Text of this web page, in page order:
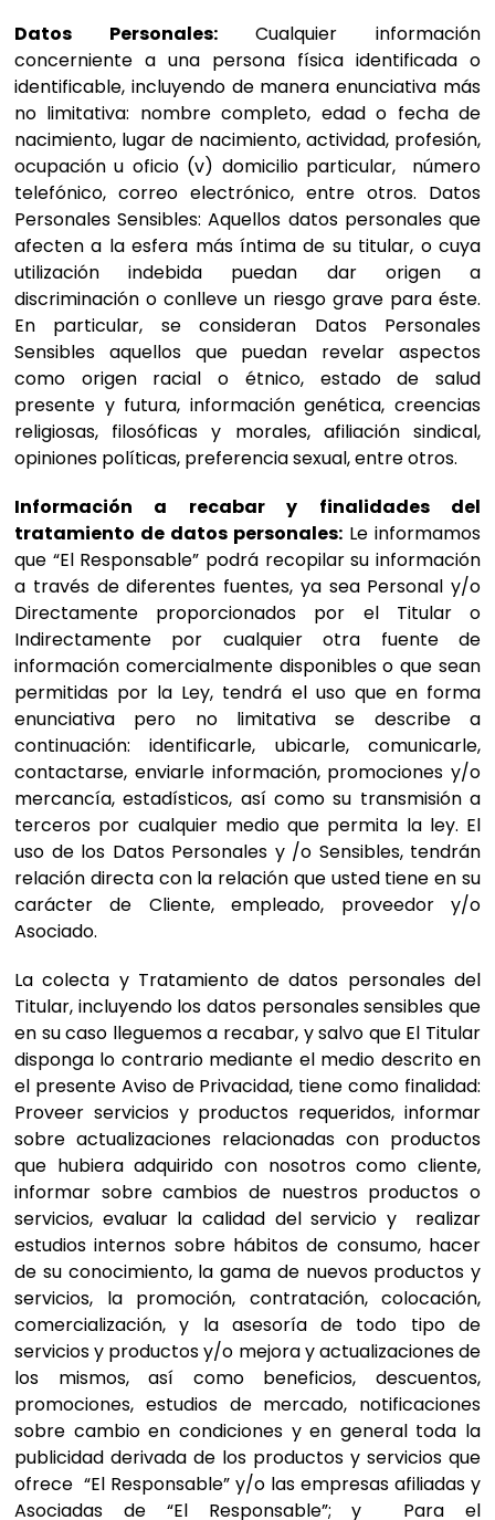
Datos Personales:Cualquier información
concerniente a una persona física identificada o
identificable, incluyendo de manera enunciativa más
no limitativa: nombre completo, edad o fecha de
nacimiento, lugar de nacimiento, actividad, profesión,
ocupación u oficio (v) domicilio particular, número
telefónico, correo electrónico, entre otros. Datos
Personales Sensibles: Aquellos datos personales que
afecten a la esfera más íntima de su titular, o cuya
utilización indebida puedan dar origen a
discriminación o conlleve un riesgo grave para éste.
En particular, se consideran Datos Personales
Sensibles aquellos que puedan revelar aspectos
como origen racial o étnico, estado de salud
presente y futura, información genética, creencias
religiosas, filosóficas y morales, afiliación sindical,
opiniones políticas, preferencia sexual, entre otros.
Información a recabar y finalidades del
tratamiento de datos personales: Le informamos
que “El Responsable” podrá recopilar su información
a través de diferentes fuentes, ya sea Personal y/o
Directamente proporcionados por el Titular o
Indirectamente por cualquier otra fuente de
información comercialmente disponibles o que sean
permitidas por la Ley, tendrá el uso que en forma
enunciativa pero no limitativa se describe a
continuación: identificarle, ubicarle, comunicarle,
contactarse, enviarle información, promociones y/o
mercancía, estadísticos, así como su transmisión a
terceros por cualquier medio que permita la ley. El
uso de los Datos Personales y /o Sensibles, tendrán
relación directa con la relación que usted tiene en su
carácter de Cliente, empleado, proveedor y/o
Asociado.
La colecta y Tratamiento de datos personales del
Titular, incluyendo los datos personales sensibles que
en su caso lleguemos a recabar, y salvo que El Titular
disponga lo contrario mediante el medio descrito en
el presente Aviso de Privacidad, tiene como finalidad:
Proveer servicios y productos requeridos, informar
sobre actualizaciones relacionadas con productos
que hubiera adquirido con nosotros como cliente,
informar sobre cambios de nuestros productos o
servicios, evaluar la calidad del servicio y realizar
estudios internos sobre hábitos de consumo, hacer
de su conocimiento, la gama de nuevos productos y
servicios, la promoción, contratación, colocación,
comercialización, y la asesoría de todo tipo de
servicios y productos y/o mejora y actualizaciones de
los mismos, así como beneficios, descuentos,
promociones, estudios de mercado, notificaciones
sobre cambio en condiciones y en general toda la
publicidad derivada de los productos y servicios que
ofrece “El Responsable” y/o las empresas afiliadas y
Asociadas de “El Responsable”; y Para el